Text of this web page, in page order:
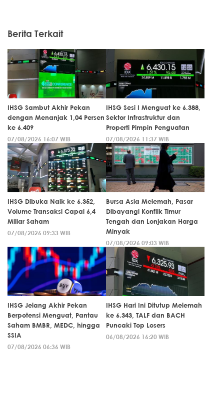
Berita Terkait
IHSG Sambut Akhir Pekan
dengan Menanjak 1,04 Persen
ke 6.409
07/08/2026 16:07 WIB
IHSG Sesi I Menguat ke 6.388,
Sektor Infrastruktur dan
Properti Pimpin Penguatan
07/08/2026 11:37 WIB
IHSG Dibuka Naik ke 6.352,
Volume Transaksi Capai 6,4
Miliar Saham
07/08/2026 09:33 WIB
Bursa Asia Melemah, Pasar
Dibayangi Konflik Timur
Tengah dan Lonjakan Harga
Minyak
07/08/2026 09:03 WIB
IHSG Jelang Akhir Pekan
Berpotensi Menguat, Pantau
Saham BMBR, MEDC, hingga
SSIA
07/08/2026 06:36 WIB
IHSG Hari Ini Ditutup Melemah
ke 6.343, TALF dan BACH
Puncaki Top Losers
06/08/2026 16:20 WIB